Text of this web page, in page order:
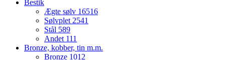
Bestik
Ægte sølv 16516
Sølvplet 2541
Stål 589
Andet 111
Bronze, kobber, tin m.m.
Bronze 1012